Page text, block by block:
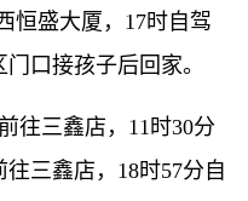
恒盛大厦，17时自驾
口接孩子后回家。
三鑫店，11时30分
三鑫店，18时57分自